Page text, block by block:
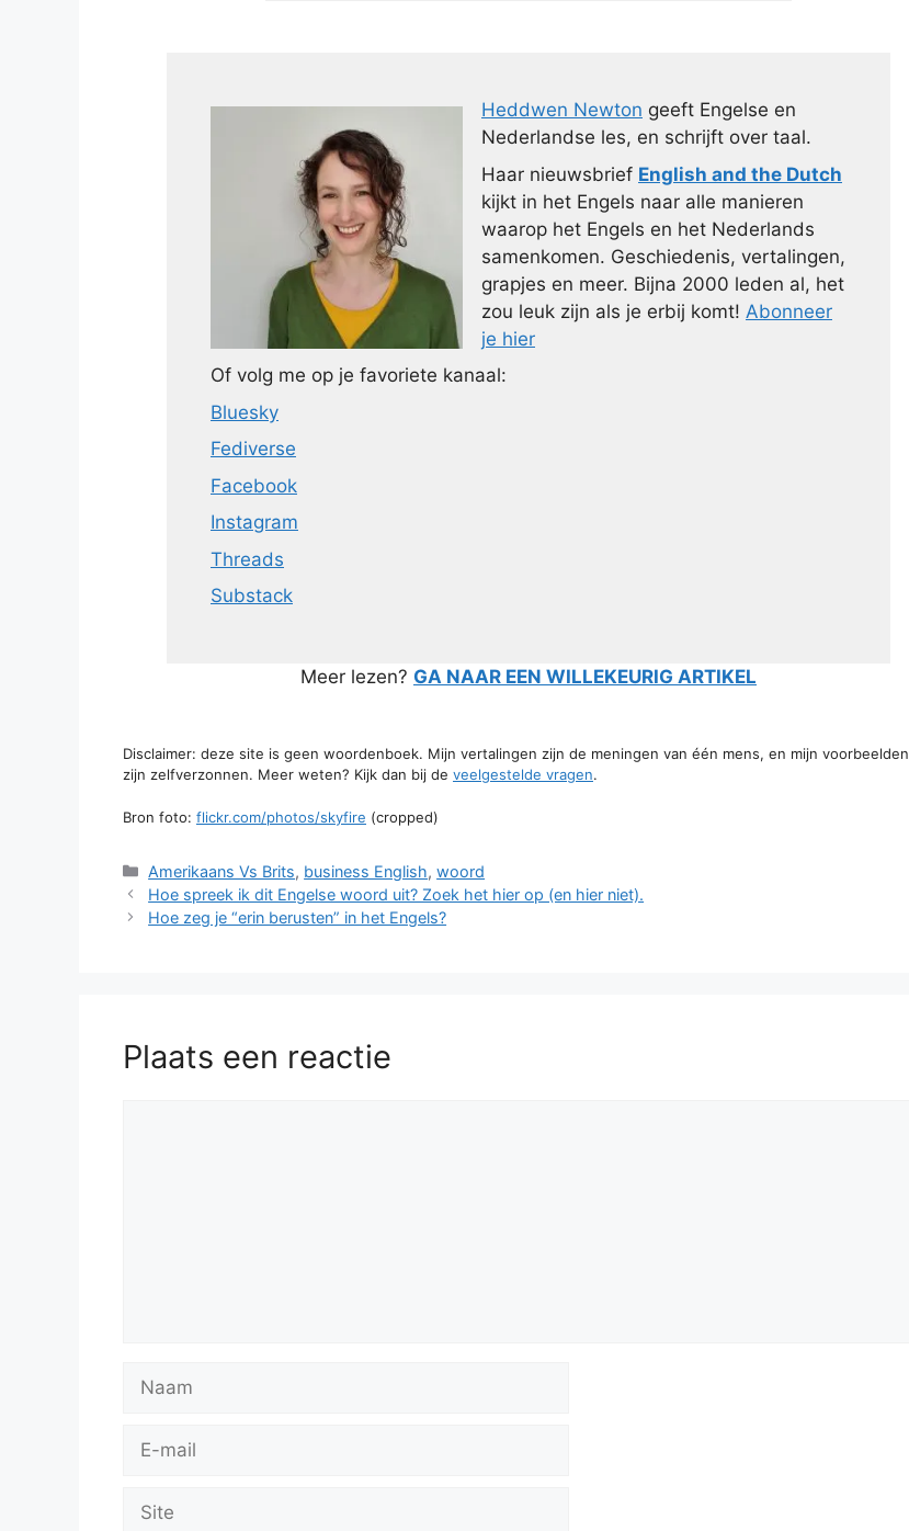
Heddwen Newton geeft Engelse en
Nederlandse les, en schrijft over taal.
Haar nieuwsbrief English and the Dutch
kijkt in het Engels naar alle manieren
waarop het Engels en het Nederlands
samenkomen. Geschiedenis, vertalingen,
grapjes en meer. Bijna 2000 leden al, het
zou leuk zijn als je erbij komt! Abonneer
je hier
Of volg me op je favoriete kanaal:
Bluesky
Fediverse
Facebook
Instagram
Threads
Substack
Meer lezen? GA NAAR EEN WILLEKEURIG ARTIKEL
Disclaimer: deze site is geen woordenboek. Mijn vertalingen zijn de meningen van één mens, en mijn voorbeelden
zijn zelfverzonnen. Meer weten? Kijk dan bij de veelgestelde vragen.
Bron foto: flickr.com/photos/skyfire (cropped)
Categorieën
Amerikaans Vs Brits, business English,woord
Hoe spreek ik dit Engelse woord uit? Zoek het hier op (en hier niet).
Hoe zeg je “erin berusten” in het Engels?
Plaats een reactie
mail